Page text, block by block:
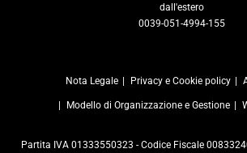
dall'estero
0039-051-4994-155
Nota Legale Privacy e Cookie policy
Modello di Organizzazione e Gestione
Partita IVA 01333550323 - Codice Fiscale